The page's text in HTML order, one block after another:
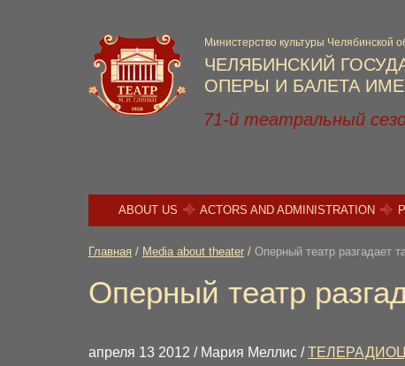
ЧЕЛЯБИНСКИЙ
ОПЕРЫ И БАЛЕТА
Министерство культуры Челябинской
71-й театральный
ABOUT US ACTORS AND ADMINISTRATION
Главная / Media about theater / Оперный театр разгадает
Оперный театр
апреля 13 2012 / Мария Меллис /